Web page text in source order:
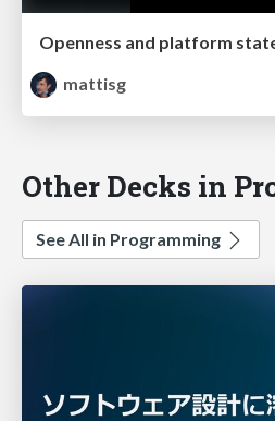
mattisg
Other Decks in
See All in Programming